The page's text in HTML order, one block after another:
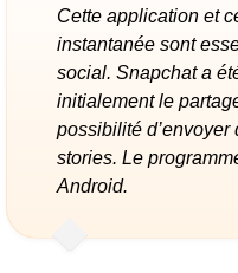
Cette application et
instantanée sont
social. Snapchat a
initialement le
possibilité
stories. Le
Android.